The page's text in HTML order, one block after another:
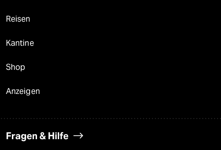
Reisen
Kantine
Shop
Anzeigen
Fragen & Hilfe